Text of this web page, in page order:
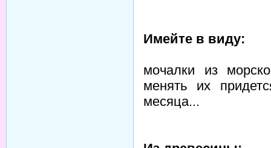
Имейте в виду:
мочалки из
менять их
месяца...